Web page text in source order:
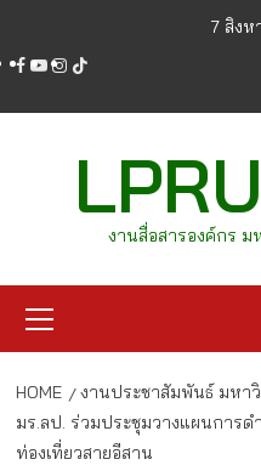
content
7 สิงห
facebook
youtube
instagram
tiktok
งานสื่อสารองค์กร ม
Menu
HOME งานประชาสัมพันธ์ มหา
มร.ลป. ร่วมประชุมวางแผนการด
ท่องเที่ยวสายอีสาน